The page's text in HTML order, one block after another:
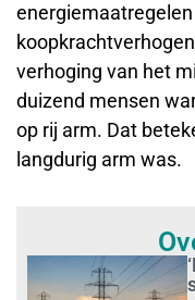
verhoging van het
duizend mensen
op rij arm. Dat
langdurig arm was.